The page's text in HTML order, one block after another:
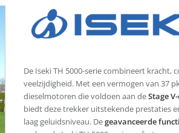
De Iseki TH 5000-serie combineert kracht,
veelzijdigheid. Met een vermogen van 37
dieselmotoren die voldoen aan deStage
biedt deze trekker uitstekende prestaties
laag geluidsniveau. Degeavanceerde